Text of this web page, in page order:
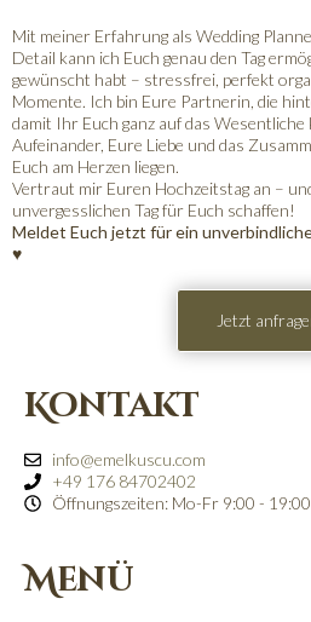
Mit meiner Erfahrung als Wedding
Detail kann ich Euch genau den Tag
gewünscht habt – stressfrei, perfekt
Momente. Ich bin Eure Partnerin, die
damit Ihr Euch ganz auf das
Aufeinander, Eure Liebe und das
Euch am Herzen liegen.
Vertraut mir Euren Hochzeitstag an –
unvergesslichen Tag für Euch schaffen!
Meldet Euch jetzt für ein
♥
Jetzt
Menü
Kontakt
info@emelkuscu.com
+49 176 84702402
Öffnungszeiten: Mo-Fr 9:00 -